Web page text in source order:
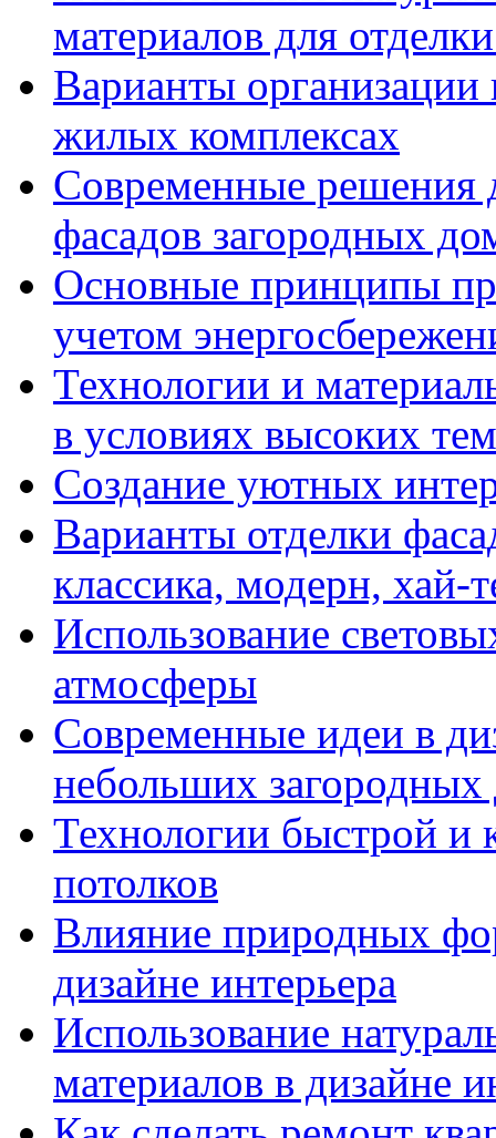
материалов для
Варианты организации
жилых комплексах
Современные решения
фасадов загородных
Основные принципы
учетом
Технологии и
в условиях высоких
Создание уютных
Варианты отделки
классика, модерн, хай-
Использование
атмосферы
Современные идеи в
небольших
Технологии быстрой и
потолков
Влияние природных
дизайне интерьера
Использование
материалов в дизайне